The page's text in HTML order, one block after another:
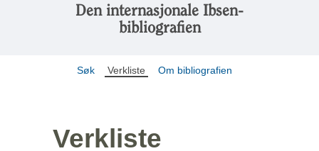
Den internasjonale Ibsen-
bibliografien
Søk Verkliste Om bibliografien
Verkliste